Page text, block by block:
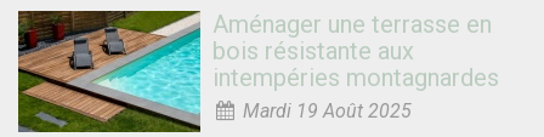
Aménager une terrasse en
bois résistante aux
intempéries montagnardes
Mardi 19 Août 2025